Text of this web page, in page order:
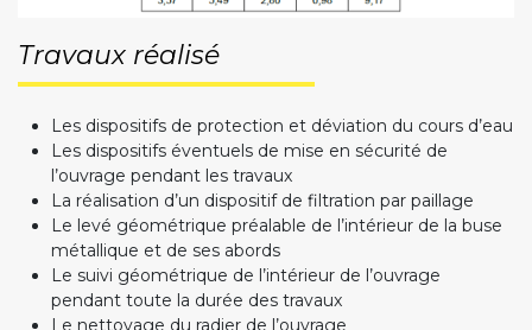
Travaux réalisé
Les dispositifs de protection et déviation du cours d’eau
Les dispositifs éventuels de mise en sécurité de
l’ouvrage pendant les travaux
La réalisation d’un dispositif de filtration par paillage
Le levé géométrique préalable de l’intérieur de la buse
métallique et de ses abords
Le suivi géométrique de l’intérieur de l’ouvrage
pendant toute la durée des travaux
Le nettoyage du radier de l’ouvrage